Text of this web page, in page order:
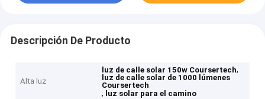
Descripción De Producto
Alta luz
luz de calle solar 150w Coursertech,
luz de calle solar de 1000 lúmenes
Coursertech
, luz solar para el camino